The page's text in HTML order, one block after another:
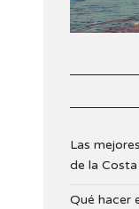
Las
de la Costa
Qué hacer